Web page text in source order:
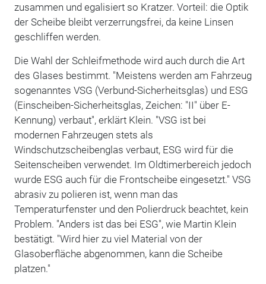
zusammen und egalisiert so Kratzer. Vorteil: die Optik
der Scheibe bleibt verzerrungsfrei, da keine Linsen
geschliffen werden.
Die Wahl der Schleifmethode wird auch durch die Art
des Glases bestimmt. "Meistens werden am Fahrzeug
sogenanntes VSG (Verbund-Sicherheitsglas) und ESG
(Einscheiben-Sicherheitsglas, Zeichen: "II" über E-
Kennung) verbaut", erklärt Klein. "VSG ist bei
modernen Fahrzeugen stets als
Windschutzscheibenglas verbaut, ESG wird für die
Seitenscheiben verwendet. Im Oldtimerbereich jedoch
wurde ESG auch für die Frontscheibe eingesetzt." VSG
abrasiv zu polieren ist, wenn man das
Temperaturfenster und den Polierdruck beachtet, kein
Problem. "Anders ist das bei ESG", wie Martin Klein
bestätigt. "Wird hier zu viel Material von der
Glasoberfläche abgenommen, kann die Scheibe
platzen."